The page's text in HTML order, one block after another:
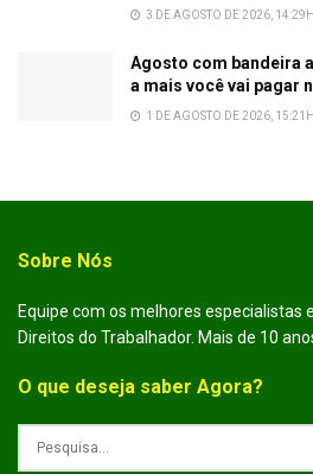
3 DE AGOSTO DE 2026, 14:29H
Agosto com bandeira
a mais você vai pagar
1 DE AGOSTO DE 2026, 15:21H
Sobre Nós
Equipe com os melhores especialistas
Direitos do Trabalhador. Mais de 10
O que deseja saber Agora?